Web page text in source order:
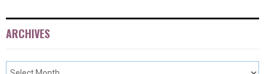
ARCHIVES